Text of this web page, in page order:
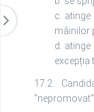
c.
mâinilor
d.
excepția
17.2.